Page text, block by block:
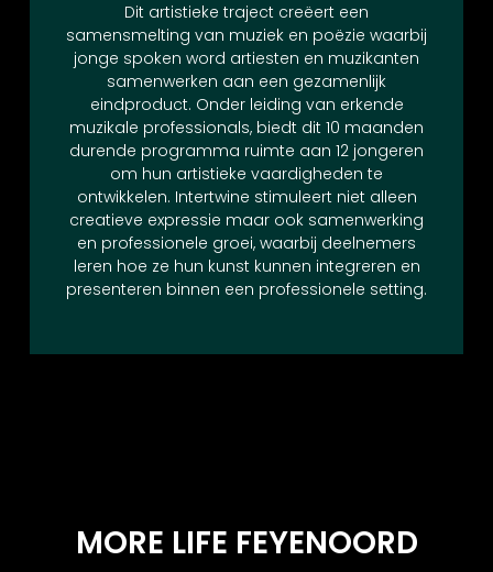
Dit artistieke traject creëert een
samensmelting van muziek en poëzie waarbij
jonge spoken word artiesten en muzikanten
samenwerken aan een gezamenlijk
eindproduct. Onder leiding van erkende
muzikale professionals, biedt dit 10 maanden
durende programma ruimte aan 12 jongeren
om hun artistieke vaardigheden te
ontwikkelen. Intertwine stimuleert niet alleen
creatieve expressie maar ook samenwerking
en professionele groei, waarbij deelnemers
leren hoe ze hun kunst kunnen integreren en
presenteren binnen een professionele setting.
MORE LIFE FEYENOORD